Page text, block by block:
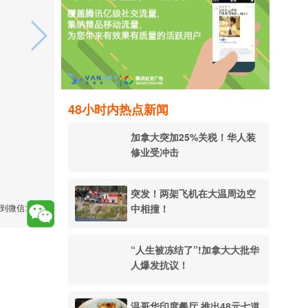
48小时内热点新闻
加拿大突加25%关税！华人装
修业受冲击
突发！两架飞机在大温周边空
中相撞！
“人生被冻结了”!加拿大大批华
人爆发抗议！
微信: